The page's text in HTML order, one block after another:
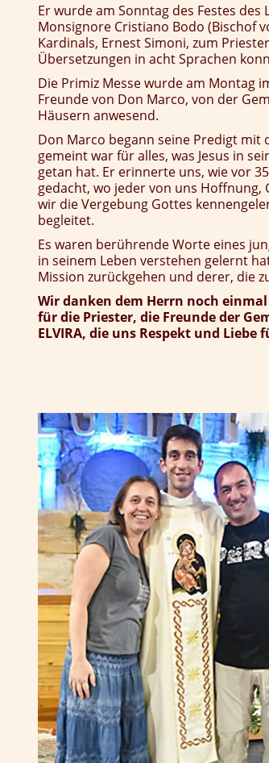
Er wurde am Sonntag des Festes
Monsignore Cristiano Bodo (Bischof
Kardinals, Ernest Simoni, zum
Übersetzungen in acht Sprachen
Die Primiz Messe wurde am Montag
Freunde von Don Marco, von der
Häusern anwesend.
Don Marco begann seine Predigt mit
gemeint war für alles, was Jesus in
getan hat. Er erinnerte uns, wie vor
gedacht, wo jeder von uns Hoffnung,
wir die Vergebung Gottes
begleitet.
Es waren berührende Worte eines
in seinem Leben verstehen gelernt
Mission zurückgehen und derer, die
Wir danken dem Herrn noch
für die Priester, die Freunde der
ELVIRA, die uns Respekt und